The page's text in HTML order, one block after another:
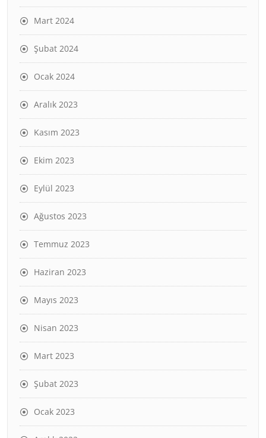
Mart 2024
Şubat 2024
Ocak 2024
Aralık 2023
Kasım 2023
Ekim 2023
Eylül 2023
Ağustos 2023
Temmuz 2023
Haziran 2023
Mayıs 2023
Nisan 2023
Mart 2023
Şubat 2023
Ocak 2023